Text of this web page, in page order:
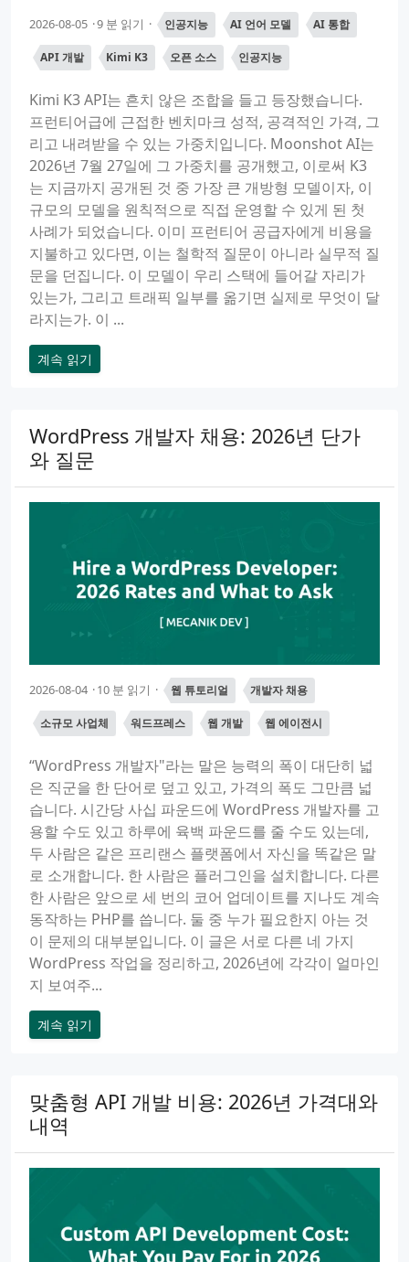
2026-08-05 9 분 읽기 인공지능 AI 언어 모델 AI 통합
API 개발 Kimi K3 오픈 소스 인공지능
Kimi K3 API는 흔치 않은 조합을 들고 등장했습니다.
프런티어급에 근접한 벤치마크 성적, 공격적인 가격, 그
리고 내려받을 수 있는 가중치입니다. Moonshot AI는
2026년 7월 27일에 그 가중치를 공개했고, 이로써 K3
는 지금까지 공개된 것 중 가장 큰 개방형 모델이자, 이
규모의 모델을 원칙적으로 직접 운영할 수 있게 된 첫
사례가 되었습니다. 이미 프런티어 공급자에게 비용을
지불하고 있다면, 이는 철학적 질문이 아니라 실무적 질
문을 던집니다. 이 모델이 우리 스택에 들어갈 자리가
있는가, 그리고 트래픽 일부를 옮기면 실제로 무엇이 달
라지는가. 이 ...
계속 읽기
WordPress 개발자 채용: 2026년 단가
와 질문
2026-08-04 10 분 읽기 웹 튜토리얼 개발자 채용
소규모 사업체 워드프레스 웹 개발 웹 에이전시
“WordPress 개발자"라는 말은 능력의 폭이 대단히 넓
은 직군을 한 단어로 덮고 있고, 가격의 폭도 그만큼 넓
습니다. 시간당 사십 파운드에 WordPress 개발자를 고
용할 수도 있고 하루에 육백 파운드를 줄 수도 있는데,
두 사람은 같은 프리랜스 플랫폼에서 자신을 똑같은 말
로 소개합니다. 한 사람은 플러그인을 설치합니다. 다른
한 사람은 앞으로 세 번의 코어 업데이트를 지나도 계속
동작하는 PHP를 씁니다. 둘 중 누가 필요한지 아는 것
이 문제의 대부분입니다. 이 글은 서로 다른 네 가지
WordPress 작업을 정리하고, 2026년에 각각이 얼마인
지 보여주...
계속 읽기
맞춤형 API 개발 비용: 2026년 가격대와
내역